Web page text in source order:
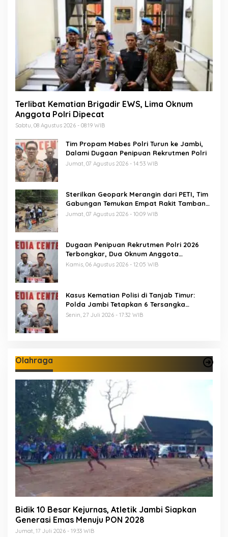
Terlibat Kematian Brigadir EWS, Lima Oknum
Anggota Polri Dipecat
Sabtu, 08 Agustus 2026 - 08:19 WIB
Tim Propam Mabes Polri Turun ke Jambi,
Dalami Dugaan Penipuan Rekrutmen Polri
Jumat, 07 Agustus 2026 - 14:53 WIB
Sterilkan Geopark Merangin dari PETI, Tim
Gabungan Temukan Empat Rakit Tambang
Ilegal
Jumat, 07 Agustus 2026 - 10:09 WIB
Dugaan Penipuan Rekrutmen Polri 2026
Terbongkar, Dua Oknum Anggota
Diamankan Propam Polda Jambi
Kamis, 06 Agustus 2026 - 12:05 WIB
Kasus Kematian Polisi di Tanjab Timur:
Polda Jambi Tetapkan 6 Tersangka
Termasuk 5 Anggota Polri
Senin, 27 Juli 2026 - 17:32 WIB
Olahraga
Bidik 10 Besar Kejurnas, Atletik Jambi Siapkan
Generasi Emas Menuju PON 2028
Jumat, 17 Juli 2026 - 19:33 WIB